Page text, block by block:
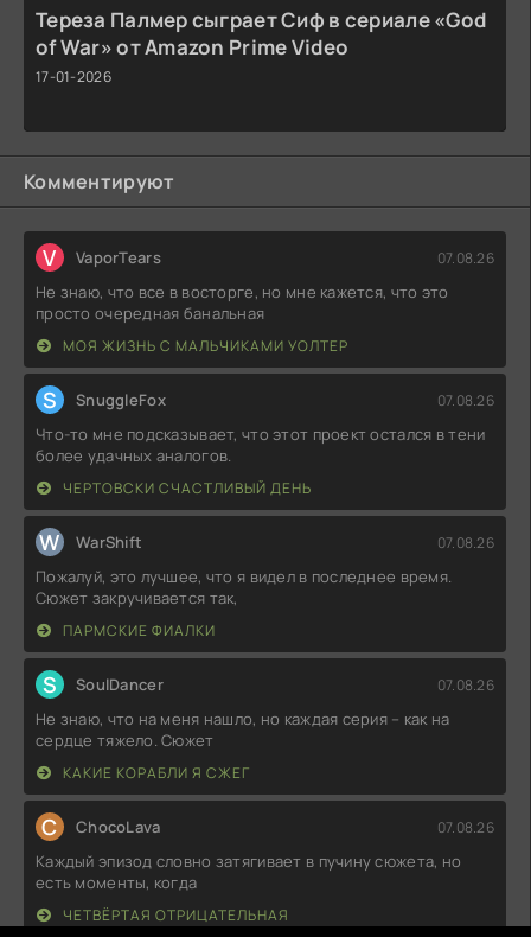
Тереза Палмер сыграет Сиф в сериале «God
of War» от Amazon Prime Video
17-01-2026
Комментируют
V VaporTears 07.08.26
Не знаю, что все в восторге, но мне кажется, что это
просто очередная банальная
МОЯ ЖИЗНЬ С МАЛЬЧИКАМИ УОЛТЕР
S SnuggleFox 07.08.26
Что-то мне подсказывает, что этот проект остался в тени
более удачных аналогов.
ЧЕРТОВСКИ СЧАСТЛИВЫЙ ДЕНЬ
W WarShift 07.08.26
Пожалуй, это лучшее, что я видел в последнее время.
Сюжет закручивается так,
ПАРМСКИЕ ФИАЛКИ
S SoulDancer 07.08.26
Не знаю, что на меня нашло, но каждая серия – как на
сердце тяжело. Сюжет
КАКИЕ КОРАБЛИ Я СЖЕГ
C ChocoLava 07.08.26
Каждый эпизод словно затягивает в пучину сюжета, но
есть моменты, когда
ЧЕТВЁРТАЯ ОТРИЦАТЕЛЬНАЯ